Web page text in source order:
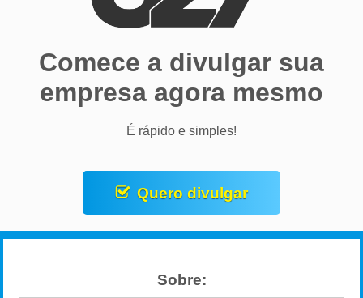
Comece a divulgar sua
empresa agora mesmo
É rápido e simples!
Quero divulgar
Sobre: